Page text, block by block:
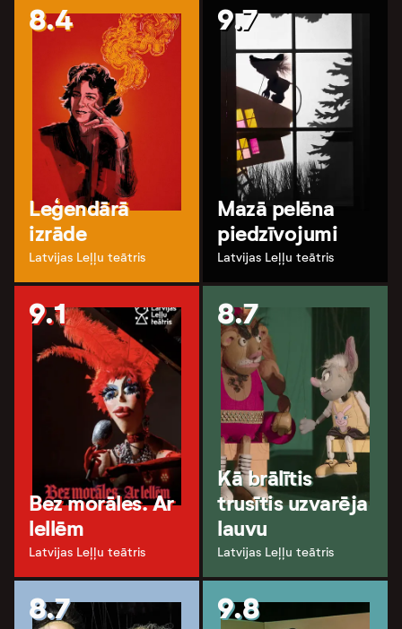
8.4
Leģendārā
izrāde
Latvijas Leļļu teātris
9.7
Mazā pelēna
piedzīvojumi
Latvijas Leļļu teātris
9.1
Bez morāles. Ar
lellēm
Latvijas Leļļu teātris
8.7
Kā brālītis
trusītis uzvarēja
lauvu
Latvijas Leļļu teātris
8.7 9.8